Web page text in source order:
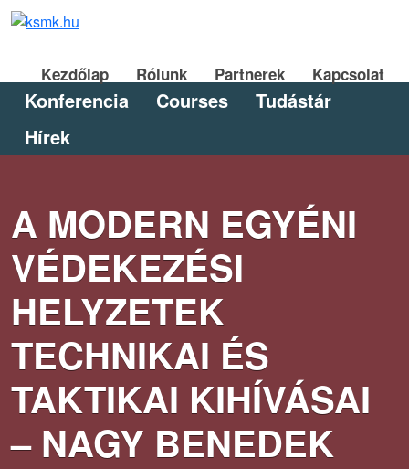
Kezdőlap Rólunk Partnerek Kapcsolat
Konferencia Courses
Tudástár
Hírek
A MODERN EGYÉNI
VÉDEKEZÉSI
HELYZETEK
TECHNIKAI ÉS
TAKTIKAI KIHÍVÁSAI
– NAGY BENEDEK